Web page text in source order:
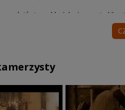
spełnić niemal każde życzenie
pracy podczas sytuacji
materiał‚u. Mam
a nawet niezwykłe
rozmowy z Parą Młodą